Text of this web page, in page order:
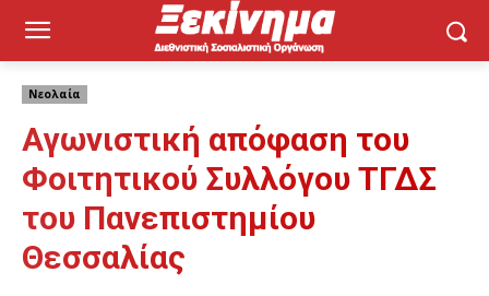
Νεολαία
Αγωνιστική απόφαση του
Φοιτητικού Συλλόγου ΤΓΔΣ
του Πανεπιστημίου
Θεσσαλίας